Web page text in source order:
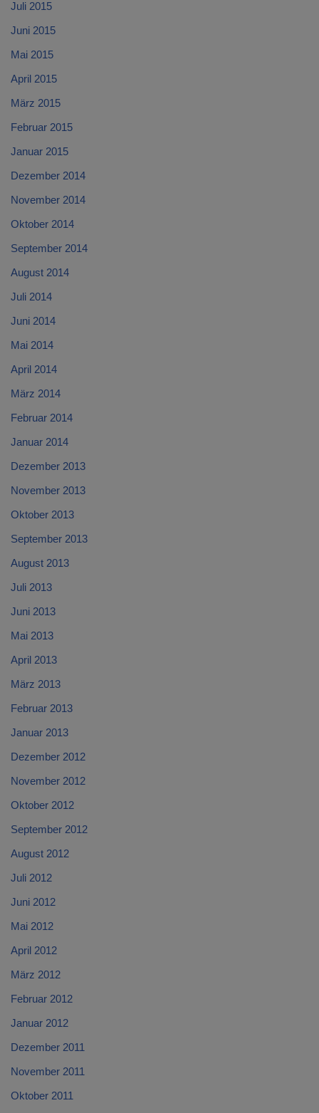
Juli 2015
Juni 2015
Mai 2015
April 2015
März 2015
Februar 2015
Januar 2015
Dezember 2014
November 2014
Oktober 2014
September 2014
August 2014
Juli 2014
Juni 2014
Mai 2014
April 2014
März 2014
Februar 2014
Januar 2014
Dezember 2013
November 2013
Oktober 2013
September 2013
August 2013
Juli 2013
Juni 2013
Mai 2013
April 2013
März 2013
Februar 2013
Januar 2013
Dezember 2012
November 2012
Oktober 2012
September 2012
August 2012
Juli 2012
Juni 2012
Mai 2012
April 2012
März 2012
Februar 2012
Januar 2012
Dezember 2011
November 2011
Oktober 2011